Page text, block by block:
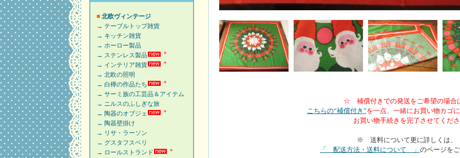
■ 北欧ヴィンテージ
→ テーブルトップ雑貨
→ キッチン雑貨
→ ホーロー製品
→ ステンレス製品
→ インテリア雑貨
→ 北欧の照明
→ 白樺の作品たち
→ サーミ族の工芸品＆アイテム
→ ニルスのふしぎな旅
→ 陶器のオブジェ
→ 陶器壁掛け
→ リサ・ラーソン
→ グスタフスベリ
→ ロールストランド
☆ 補償付きでの発送をご希望の場合
こちらの“補償付き”を一点、一緒にお買い物カゴ
お買い物手続きを完了させてくだ
※ 送料について更に詳しくは、
「 配送方法・送料について 」 のページを